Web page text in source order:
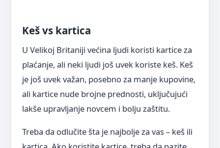
Keš vs kartica
U Velikoj Britaniji većina ljudi koristi kartice za
plaćanje, ali neki ljudi još uvek koriste keš. Keš
je još uvek važan, posebno za manje kupovine,
ali kartice nude brojne prednosti, uključujući
lakše upravljanje novcem i bolju zaštitu.
Treba da odlučite šta je najbolje za vas – keš ili